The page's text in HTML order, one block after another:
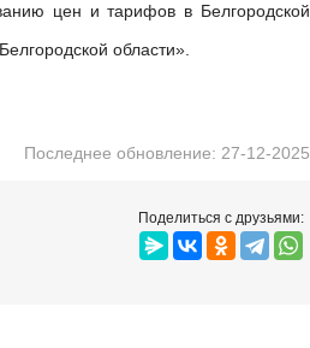
области».
Последнее обновление: 27-12-2025
Поделиться с друзьями: